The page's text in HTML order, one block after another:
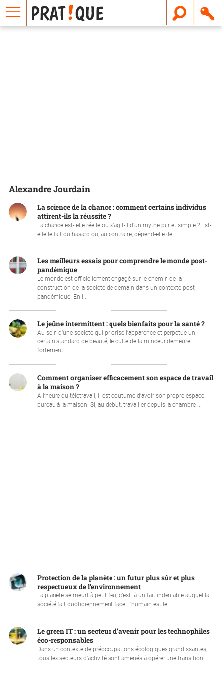
Alexandre Jourdain
La science de la chance : comment certains individus
attirent-ils la réussite ?
La chance est- elle réelle ou s’agit-il d’un mythe pur et simple ? Est-
elle le fait du hasard ou, au contraire, dépend-elle de ...
Les meilleurs essais pour comprendre le monde post-
pandémique
Le monde est officiellement engagé sur le chemin de la
construction de la société de demain dans un contexte post-
pandémique. En l...
Le jeûne intermittent : quels bienfaits pour la santé ?
Au sein d’une société qui priorise l’apparence et perpétue un
certain standard de beauté, le culte de la minceur demeure
fortement...
Comment organiser efficacement son espace de travail
à la maison ?
À l’heure du télétravail, il est coutume d’avoir son propre espace
bureau à la maison. Si, au début, travailler depuis la chambre ...
Protection de la planète : un futur plus sûr et plus
respectueux de l’environnement
La planète se meurt à petit feu, c’est là un fait indéniable auquel la
société fait quotidiennement face. L’humain est le ...
Le green IT : un secteur d’avenir pour les technophiles
éco-responsables
Dans un contexte de préoccupations écologiques grandissantes,
tous les secteurs d’activité sont amenés à opérer une transition ...
E
m
a